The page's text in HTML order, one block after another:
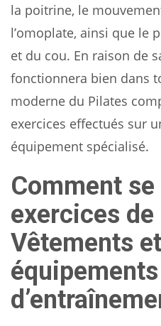
la poitrine, le
l’omoplate, ainsi que le
et du cou. En raison de
fonctionnera bien dans
moderne du Pilates
exercices effectués sur
équipement spécialisé.
Comment
exercices de
Vêtements et
équipements